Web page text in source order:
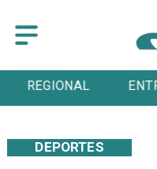
REGIONAL
DEPORTES